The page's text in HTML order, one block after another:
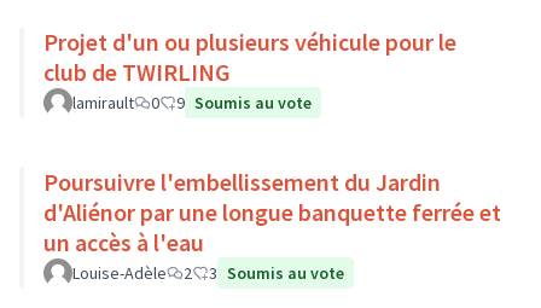
Projet d'un ou plusieurs véhicule pour le
club de TWIRLING
lamirault 0 9 Soumis au vote
Poursuivre l'embellissement du Jardin
d'Aliénor par une longue banquette ferrée et
un accès à l'eau
Louise-Adèle 2 3 Soumis au vote